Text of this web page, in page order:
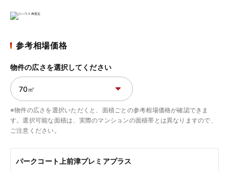
参考相場価格
パークコート上前津プレミアプラス
物件の広さを選択してください
※物件の広さを選択いただくと、面積ごとの参考相場価格が確認できま
す。選択可能な面積は、実際のマンションの面積帯とは異なりますので、
ご注意ください。